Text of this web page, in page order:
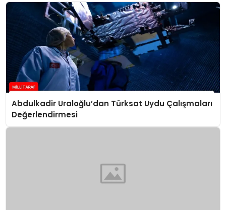
Abdulkadir Uraloğlu’dan Türksat Uydu Çalışmaları
Değerlendirmesi